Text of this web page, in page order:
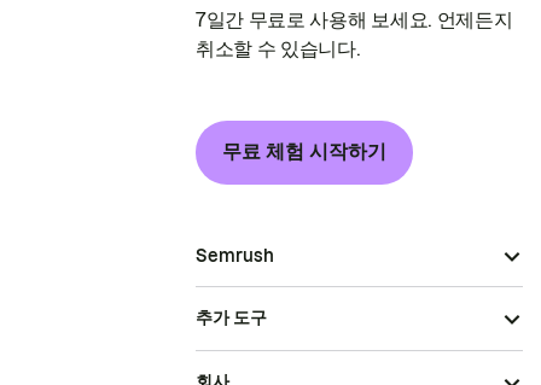
7일간 무료로 사용해 보세요. 언제든지
취소할 수 있습니다.
무료 체험 시작하기
Semrush
추가 도구